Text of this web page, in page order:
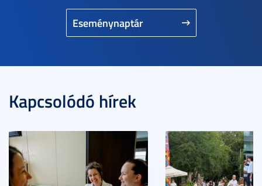
Eseménynaptár
Kapcsolódó hírek